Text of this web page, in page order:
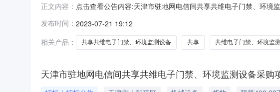
正文内容： 点击查看公告内容:天津市驻地网电信间共享共维电子门禁、环
年07月26日一、评标情况标段(包)[001]天津市驻地网电信间共享
发布时间： 2023-07-21 19:12
相关产品：
共享共维电子门禁、环境监测设备 共享 共维电子门禁、环境监
天津市驻地网电信间共享共维电子门禁、环境监测设备采购